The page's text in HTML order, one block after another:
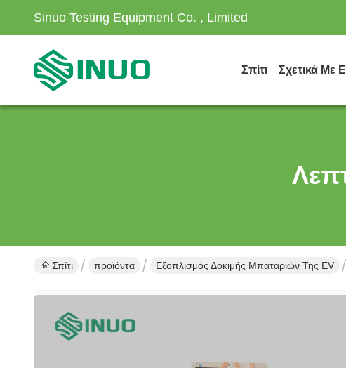
Sinuo Testing Equipment Co. , Limited
Σπίτι Σχετικά Με
Σπίτι προϊόντα Εξοπλισμός Δοκιμής Μπαταριών Της EV